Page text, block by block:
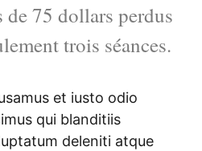
de 75 dollars perdus
trois séances.
et iusto odio
qui blanditiis
deleniti atque